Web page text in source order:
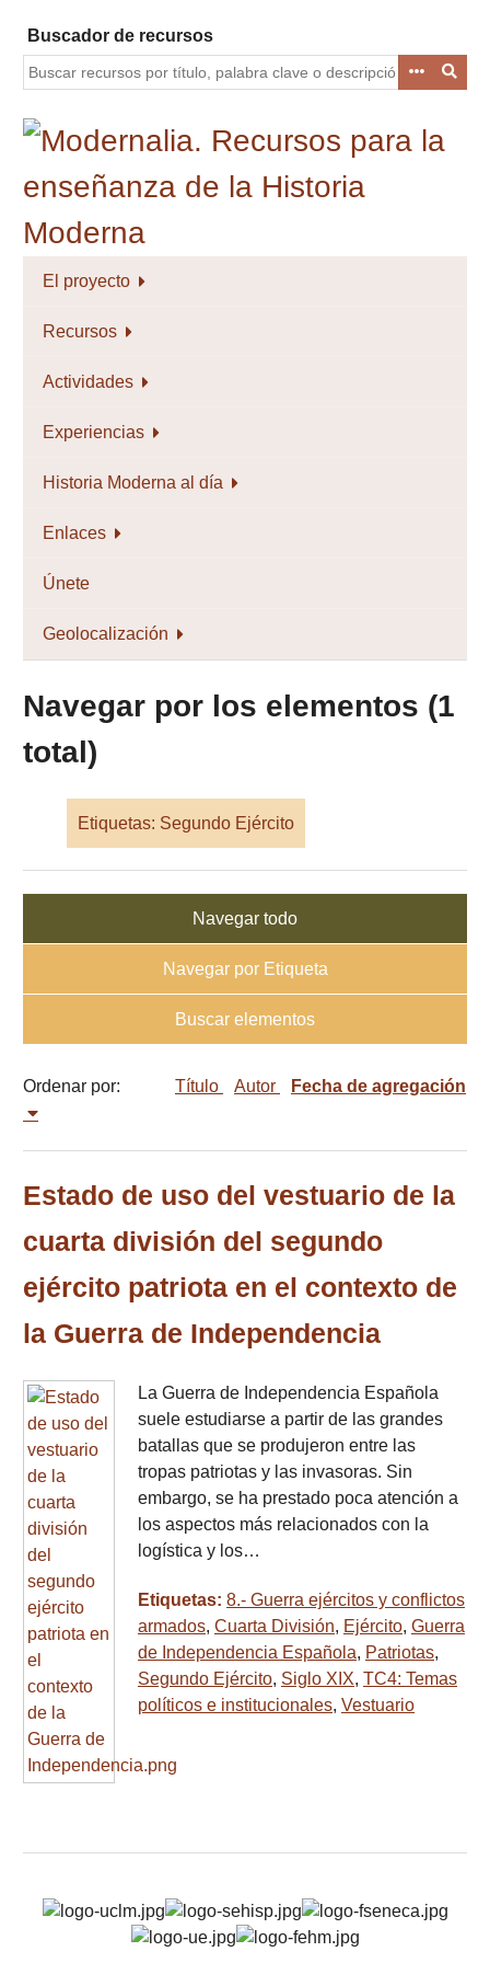
contenido
principal
Buscador de recursos
El proyecto
Recursos
Actividades
Experiencias
Historia Moderna al día
Enlaces
Únete
Geolocalización
Navegar por los elementos (1
total)
Etiquetas: Segundo Ejército
Navegar todo
Navegar por Etiqueta
Buscar elementos
Ordenar por: Título Autor Fecha de agregación
Estado de uso del vestuario de la
cuarta división del segundo
ejército patriota en el contexto de
la Guerra de Independencia
La Guerra de Independencia Española
suele estudiarse a partir de las grandes
batallas que se produjeron entre las
tropas patriotas y las invasoras. Sin
embargo, se ha prestado poca atención a
los aspectos más relacionados con la
logística y los…
Etiquetas: 8.- Guerra ejércitos y conflictos
armados, Cuarta División, Ejército, Guerra
de Independencia Española, Patriotas,
Segundo Ejército, Siglo XIX, TC4: Temas
políticos e institucionales, Vestuario